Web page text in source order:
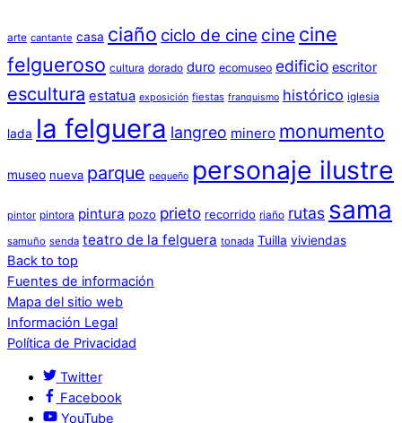
arte cantante casa ciaño ciclo de cine cine cine
felgueroso cultura dorado duro ecomuseo edificio escritor
escultura estatua exposición fiestas franquismo histórico iglesia
lada la felguera langreo minero monumento
museo nueva parque pequeño personaje ilustre
pintor pintora pintura pozo prieto recorrido riaño rutas sama
samuño senda teatro de la felguera tonada Tuilla viviendas
Back to top
Fuentes de información
Mapa del sitio web
Información Legal
Política de Privacidad
Twitter
Facebook
YouTube